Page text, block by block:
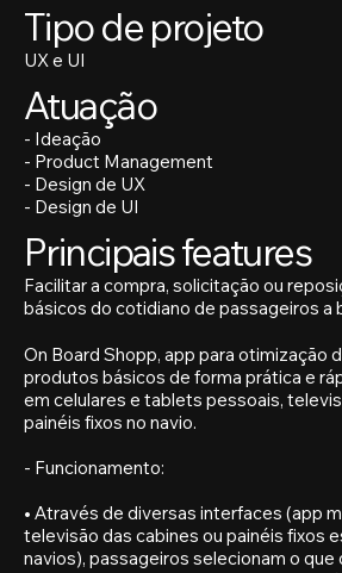
Tipo de projeto
UX e UI
Atuação
- Ideação
- Product Management
- Design de UX
- Design de UI
Principais features
Facilitar a compra, solicitação ou
básicos do cotidiano de passageiros a
On Board Shopp, app para otimização
produtos básicos de forma prática e
em celulares e tablets pessoais,
painéis fixos no navio.
- Funcionamento:
• Através de diversas interfaces (app
televisão das cabines ou painéis fixos
navios), passageiros selecionam o que